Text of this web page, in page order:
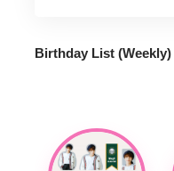
Birthday List (Weekly)